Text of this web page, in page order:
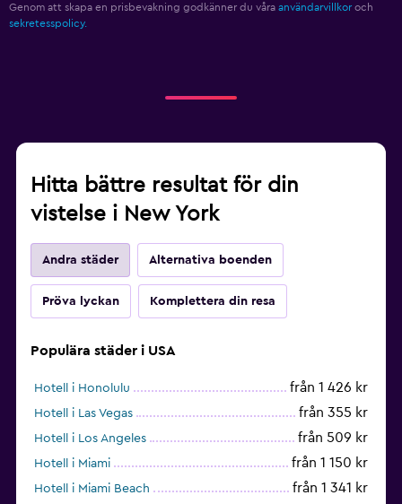
Genom att skapa en prisbevakning godkänner du våra användarvillkor och
sekretesspolicy.
Hitta bättre resultat för din
vistelse i New York
Andra städer Alternativa boenden
Pröva lyckan Komplettera din resa
Populära städer i USA
Hotell i Honolulu från 1 426 kr
Hotell i Las Vegas från 355 kr
Hotell i Los Angeles från 509 kr
Hotell i Miami från 1 150 kr
Hotell i Miami Beach från 1 341 kr